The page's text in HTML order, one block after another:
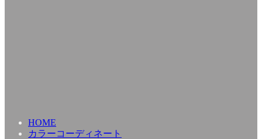
HOME
カラーコーディネート